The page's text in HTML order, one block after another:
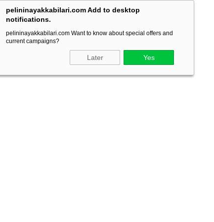
pelininayakkabilari.com Add to desktop
notifications.
pelininayakkabilari.com Want to know about special offers and
current campaigns?
Later Yes